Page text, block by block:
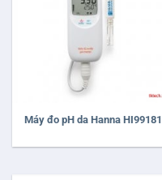
Máy đo pH da Hanna HI99181